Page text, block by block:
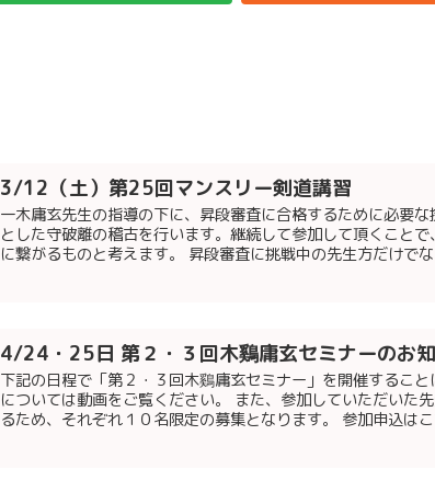
3/12（土）第25回マンスリー剣道講習
一木庸玄先生の指導の下に、昇段審査に合格するために必要
とした守破離の稽古を行います。継続して参加して頂くこと
に繋がるものと考えます。 昇段審査に挑戦中の先生方だけで
4/24・25日 第２・３回木鷄庸玄セミナーのお
下記の日程で「第２・３回木鷄庸玄セミナー」を開催するこ
については動画をご覧ください。 また、参加していただいた
るため、それぞれ１０名限定の募集となります。 参加申込は